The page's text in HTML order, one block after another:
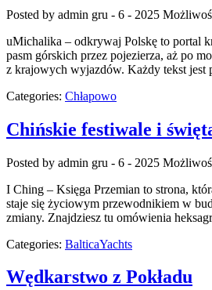
Posted by admin gru - 6 - 2025
uMichalika – odkrywaj Polskę to portal
pasm górskich przez pojezierza, aż po
z krajowych wyjazdów. Każdy tekst
Categories: Chłapowo
Chińskie festiwale i
Posted by admin gru - 6 - 2025
I Ching – Księga Przemian to strona,
staje się życiowym przewodnikiem w
zmiany. Znajdziesz tu omówienia
Categories: BalticaYachts
Wędkarstwo z Pokładu